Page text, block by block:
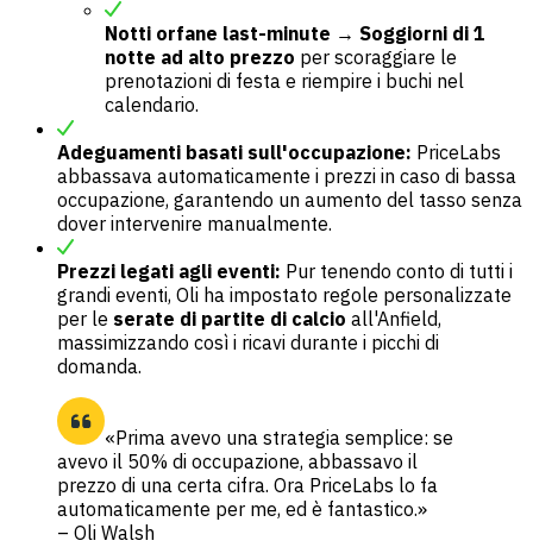
Notti orfane last-minute → Soggiorni di 1
notte ad alto prezzo per scoraggiare le
prenotazioni di festa e riempire i buchi nel
calendario.
Adeguamenti basati sull'occupazione: PriceLabs
abbassava automaticamente i prezzi in caso di bassa
occupazione, garantendo un aumento del tasso senza
dover intervenire manualmente.
Prezzi legati agli eventi: Pur tenendo conto di tutti i
grandi eventi, Oli ha impostato regole personalizzate
per le serate di partite di calcio all'Anfield,
massimizzando così i ricavi durante i picchi di
domanda.
«Prima avevo una strategia semplice: se
avevo il 50% di occupazione, abbassavo il
prezzo di una certa cifra. Ora PriceLabs lo fa
automaticamente per me, ed è fantastico.»
– Oli Walsh